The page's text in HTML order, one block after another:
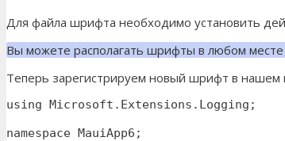
Для файла шрифта необходимо установить
Вы можете располагать шрифты в любом
Теперь зарегистрируем новый шрифт в нашем
using Microsoft.Extensions.Logging;
namespace MauiApp6;